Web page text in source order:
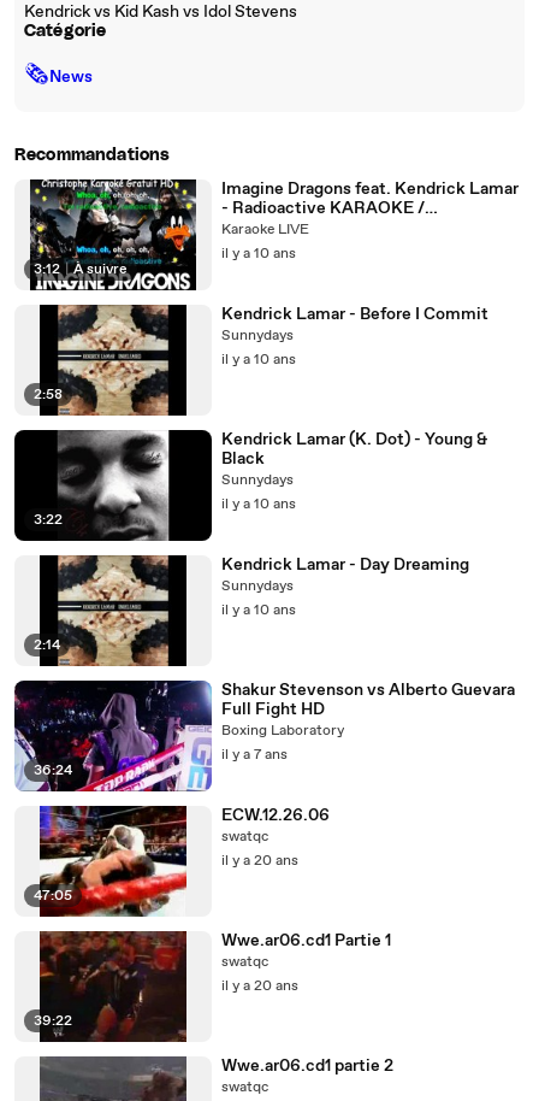
Kendrick vs Kid Kash vs Idol Stevens
Catégorie
🗞News
Recommandations
3:12 | À suivre
Imagine Dragons feat. Kendrick Lamar
- Radioactive KARAOKE /
INSTRUMENTAL
Karaoke LIVE
il y a 10 ans
2:58
Kendrick Lamar - Before I Commit
Sunnydays
il y a 10 ans
3:22
Kendrick Lamar (K. Dot) - Young &
Black
Sunnydays
il y a 10 ans
2:14
Kendrick Lamar - Day Dreaming
Sunnydays
il y a 10 ans
36:24
Shakur Stevenson vs Alberto Guevara
Full Fight HD
Boxing Laboratory
il y a 7 ans
47:05
ECW.12.26.06
swatqc
il y a 20 ans
39:22
Wwe.ar06.cd1 Partie 1
swatqc
il y a 20 ans
Wwe.ar06.cd1 partie 2
swatqc